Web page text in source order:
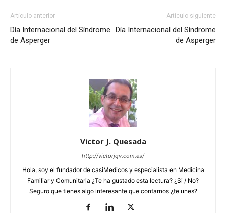
Artículo anterior
Día Internacional del Síndrome
de Asperger
Artículo siguiente
Día Internacional del Síndrome
de Asperger
Victor J. Quesada
http://victorjqv.com.es/
Hola, soy el fundador de casiMedicos y especialista en Medicina
Familiar y Comunitaria ¿Te ha gustado esta lectura? ¿Si / No?
Seguro que tienes algo interesante que contarnos ¿te unes?